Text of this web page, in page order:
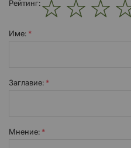
Рейтинг:
Име:
Заглавиe:
Мнение: